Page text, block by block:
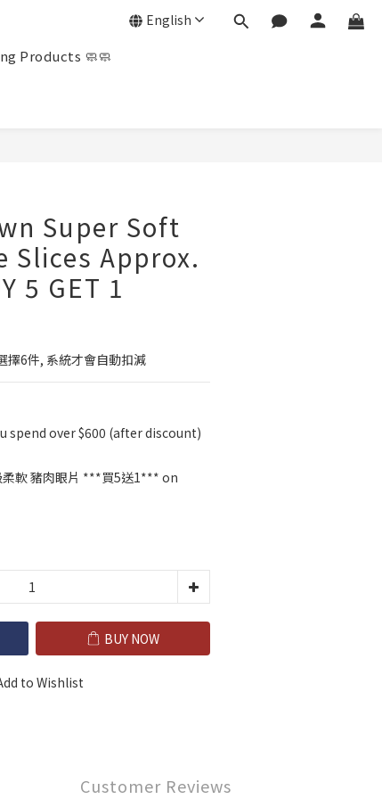
Products 🧼🧼
English
Super Soft
Slices Approx.
5 GET 1
6件, 系統才會自動扣減
spend over $600 (after discount)
軟 豬肉眼片 ***買5送1*** on
BUY NOW
to Wishlist
Customer Reviews